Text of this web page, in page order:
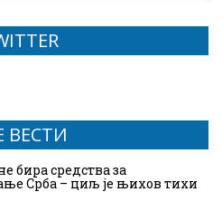
ВЕСТИ
бира средства за
Срба – циљ је њихов тихи